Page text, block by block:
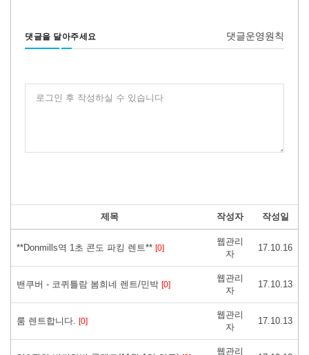
댓글을 달아주세요 댓글운영원칙
로그인 후 작성하실 수 있습니다
제목 작성자 작성일
**Donmills역 1초 콘도 파킹 렌트** [0]
웹관리
자
17.10.16
밴쿠버 - 코퀴틀람 봄희네 렌트/민박 [0]
웹관리
자
17.10.13
룸 렌트합니다. [0]
웹관리
자
17.10.13
웹관리